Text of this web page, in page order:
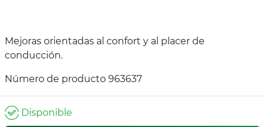
Mejoras orientadas al confort y al placer de
conducción.
Número de producto 963637
Disponible